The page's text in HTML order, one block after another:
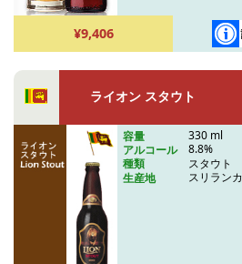
¥9,406
ライオン スタウト
容量
330 ml
アルコール
8.8%
種類
スタウト
生産地
スリランカ